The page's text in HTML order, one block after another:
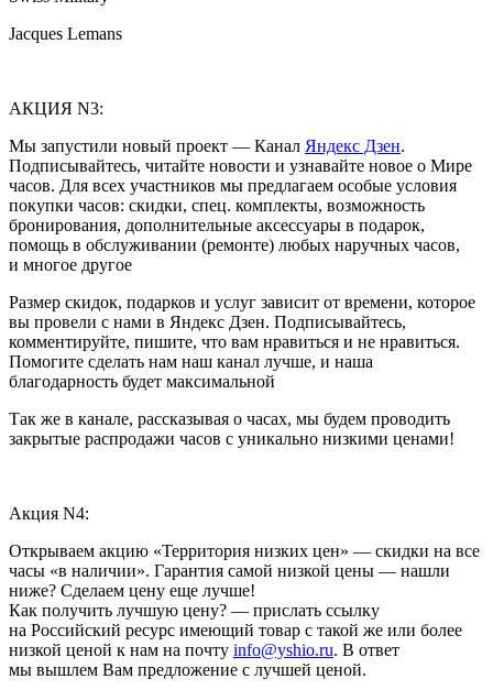
Jacques Lemans
АКЦИЯ N3:
Мы запустили новый проект — Канал Яндекс Дзен.
Подписывайтесь, читайте новости и узнавайте новое о Мире
часов. Для всех участников мы предлагаем особые условия
покупки часов: скидки, спец. комплекты, возможность
бронирования, дополнительные аксессуары в подарок,
помощь в обслуживании (ремонте) любых наручных часов,
и многое другое
Размер скидок, подарков и услуг зависит от времени, которое
вы провели с нами в Яндекс Дзен. Подписывайтесь,
комментируйте, пишите, что вам нравиться и не нравиться.
Помогите сделать нам наш канал лучше, и наша
благодарность будет максимальной
Так же в канале, рассказывая о часах, мы будем проводить
закрытые распродажи часов с уникально низкими ценами!
Акция N4:
Открываем акцию «Территория низких цен» — скидки на все
часы «в наличии». Гарантия самой низкой цены — нашли
ниже? Сделаем цену еще лучше!
Как получить лучшую цену? — прислать ссылку
на Российский ресурс имеющий товар с такой же или более
низкой ценой к нам на почту info@yshio.ru. В ответ
мы вышлем Вам предложение с лучшей ценой.